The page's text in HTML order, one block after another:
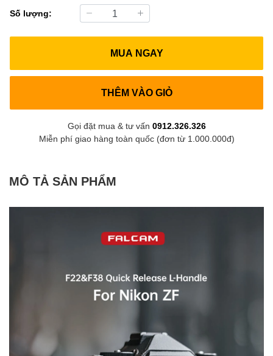
Số lượng:
MUA NGAY
THÊM VÀO GIỎ
Gọi đặt mua & tư vấn 0912.326.326
Miễn phí giao hàng toàn quốc (đơn từ 1.000.000đ)
MÔ TẢ SẢN PHẨM